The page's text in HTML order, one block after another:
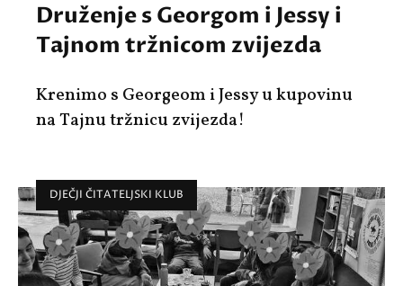
Druženje s Georgom i Jessy i
Tajnom tržnicom zvijezda
Krenimo s Georgeom i Jessy u kupovinu
na Tajnu tržnicu zvijezda!
DJEČJI ČITATELJSKI KLUB